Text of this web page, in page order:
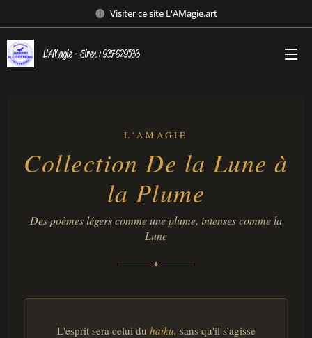
Visiter ce site L'AMagie.art
L’AMagie - Siren : 937629533
L'AMAGIE
Collection De la Lune à
la Plume
Des poèmes légers comme une plume, intenses comme la
Lune
✦
L'esprit sera celui du haïku, sans qu'il s'agisse